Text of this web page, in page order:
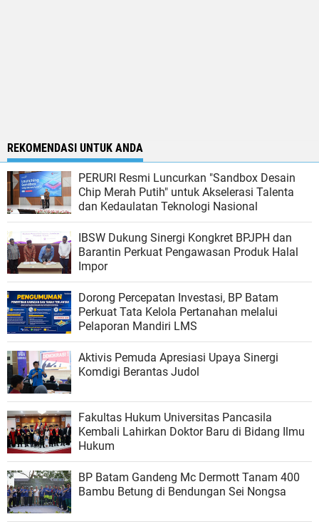
REKOMENDASI UNTUK ANDA
PERURI Resmi Luncurkan "Sandbox Desain
Chip Merah Putih" untuk Akselerasi Talenta
dan Kedaulatan Teknologi Nasional
IBSW Dukung Sinergi Kongkret BPJPH dan
Barantin Perkuat Pengawasan Produk Halal
Impor
Dorong Percepatan Investasi, BP Batam
Perkuat Tata Kelola Pertanahan melalui
Pelaporan Mandiri LMS
Aktivis Pemuda Apresiasi Upaya Sinergi
Komdigi Berantas Judol
Fakultas Hukum Universitas Pancasila
Kembali Lahirkan Doktor Baru di Bidang Ilmu
Hukum
BP Batam Gandeng Mc Dermott Tanam 400
Bambu Betung di Bendungan Sei Nongsa